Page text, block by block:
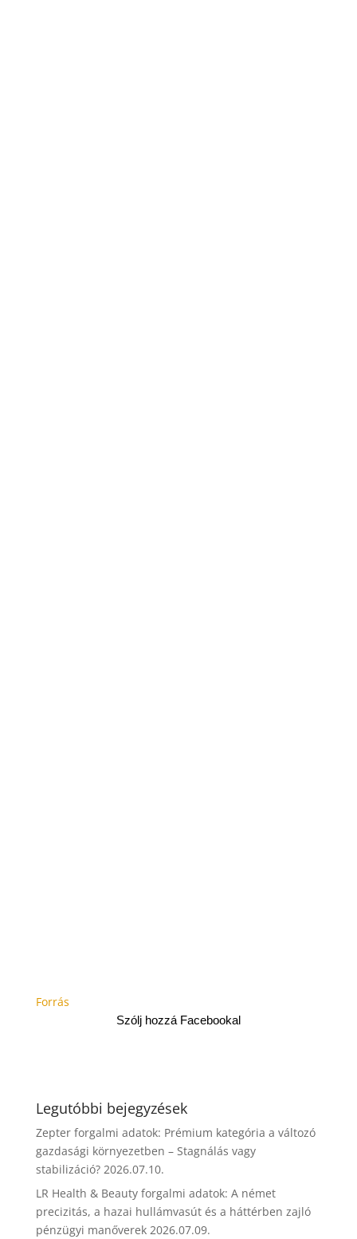
Forrás
Szólj hozzá Facebookal
Legutóbbi bejegyzések
Zepter forgalmi adatok: Prémium kategória a változó
gazdasági környezetben – Stagnálás vagy
stabilizáció? 2026.07.10.
LR Health & Beauty forgalmi adatok: A német
precizitás, a hazai hullámvasút és a háttérben zajló
pénzügyi manőverek 2026.07.09.